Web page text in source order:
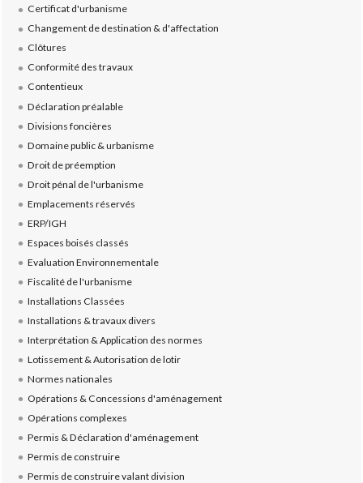
Certificat d'urbanisme
Changement de destination & d'affectation
Clôtures
Conformité des travaux
Contentieux
Déclaration préalable
Divisions foncières
Domaine public & urbanisme
Droit de préemption
Droit pénal de l'urbanisme
Emplacements réservés
ERP/IGH
Espaces boisés classés
Evaluation Environnementale
Fiscalité de l'urbanisme
Installations Classées
Installations & travaux divers
Interprétation & Application des normes
Lotissement & Autorisation de lotir
Normes nationales
Opérations & Concessions d'aménagement
Opérations complexes
Permis & Déclaration d'aménagement
Permis de construire
Permis de construire valant division